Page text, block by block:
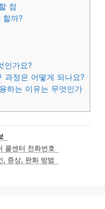
점
할까?
인가요?
과정은 어떻게 되나요?
하는 이유는 무엇인가
콜센터 전화번호
, 증상, 완화 방법